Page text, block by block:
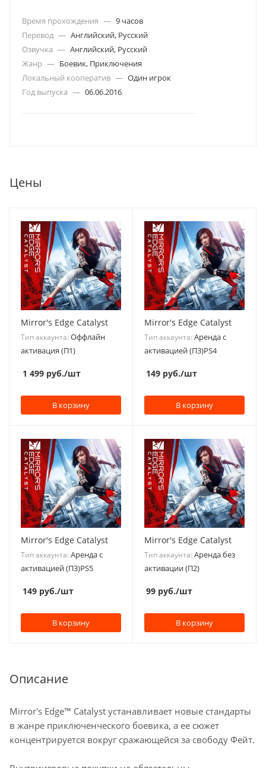
Время прохождения — 9 часов
Перевод — Английский, Русский
Озвучка — Английский, Русский
Жанр — Боевик, Приключения
Локальный кооператив — Один игрок
Год выпуска — 06.06.2016
Цены
Mirror's Edge Catalyst
Тип аккаунта: Оффлайн
активация (П1)
1 499 руб./шт
В корзину
Mirror's Edge Catalyst
Тип аккаунта: Аренда с
активацией (П3)PS4
149 руб./шт
В корзину
Mirror's Edge Catalyst
Тип аккаунта: Аренда с
активацией (П3)PS5
149 руб./шт
В корзину
Mirror's Edge Catalyst
Тип аккаунта: Аренда без
активации (П2)
99 руб./шт
В корзину
Описание
Mirror's Edge™ Catalyst устанавливает новые стандарты
в жанре приключенческого боевика, а ее сюжет
концентрируется вокруг сражающейся за свободу Фейт.